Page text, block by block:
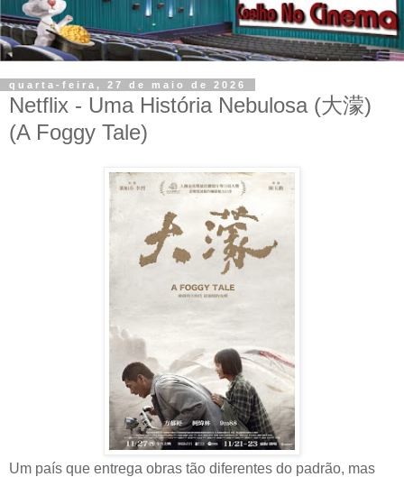
quarta-feira, 27 de maio de 2026
Netflix - Uma História Nebulosa (大濛)
(A Foggy Tale)
Um país que entrega obras tão diferentes do padrão, mas